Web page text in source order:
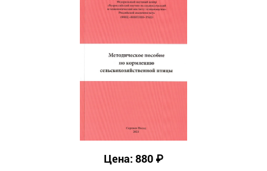
Цена: 880 ₽